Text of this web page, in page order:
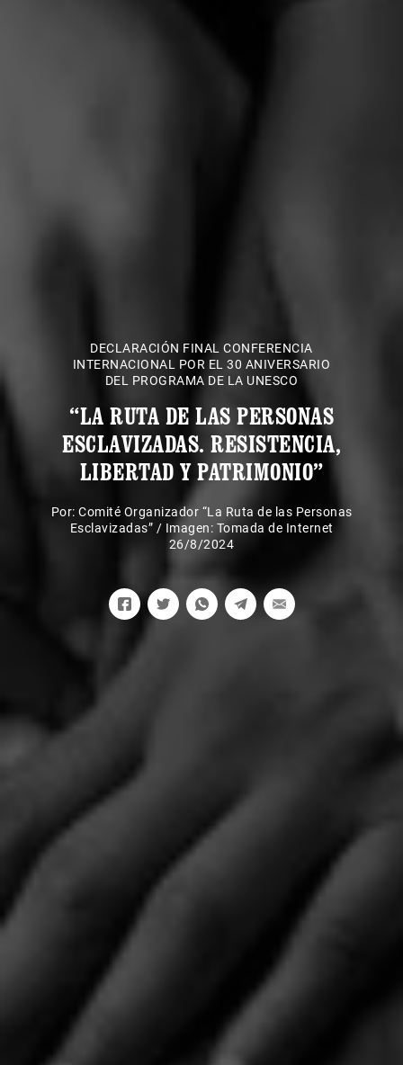
DECLARACIÓN FINAL CONFERENCIA
INTERNACIONAL POR EL 30 ANIVERSARIO
DEL PROGRAMA DE LA UNESCO
“LA RUTA DE LAS PERSONAS
ESCLAVIZADAS. RESISTENCIA,
LIBERTAD Y PATRIMONIO”
Por: Comité Organizador “La Ruta de las Personas
Esclavizadas” / Imagen: Tomada de Internet
26/8/2024